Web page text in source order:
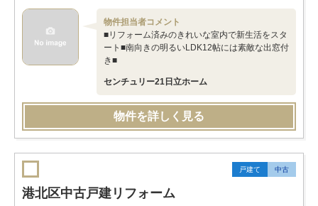
物件担当者コメント
■リフォーム済みのきれいな室内で新生活をスタ
ート■南向きの明るいLDK12帖には素敵な出窓付
き■
センチュリー21日立ホーム
物件を詳しく見る
戸建て 中古
港北区中古戸建リフォーム